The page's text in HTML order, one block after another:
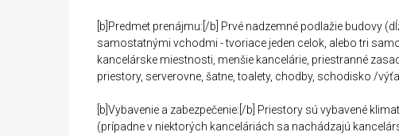
[b]Predmet prenájmu:[/b] Prvé nadzemné podlažie budovy
samostatnými vchodmi - tvoriace jeden celok, alebo tri
kancelárske miestnosti, menšie kancelárie, priestranné
priestory, serverovne, šatne, toalety, chodby, schodisko /
[b]Vybavenie a zabezpečenie:[/b] Priestory sú vybavené
(prípadne v niektorých kanceláriách sa nachádzajú